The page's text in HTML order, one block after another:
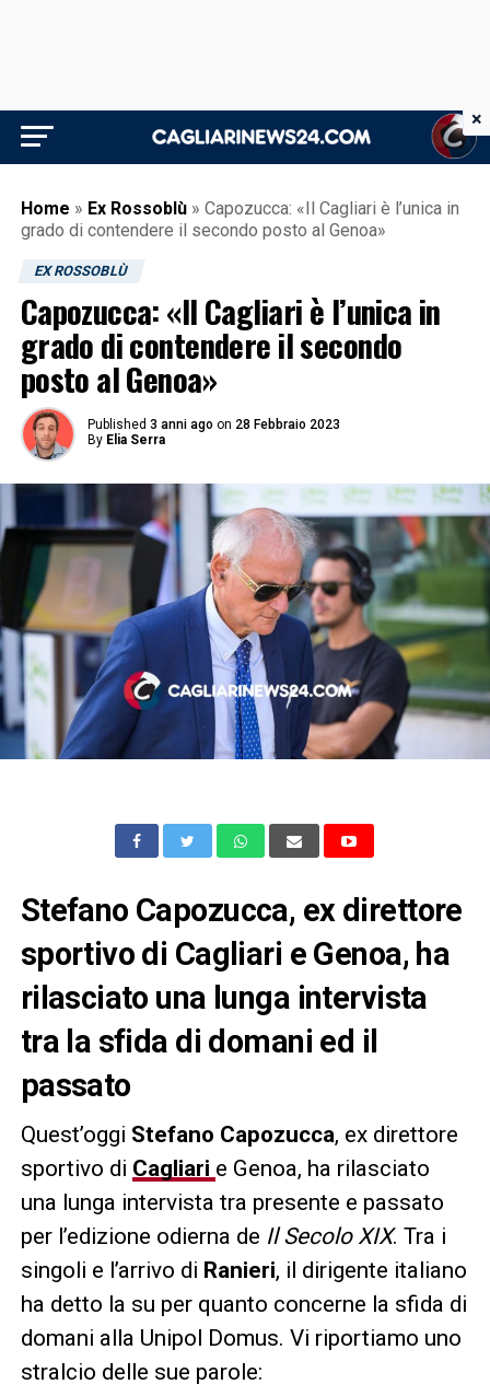
Home » Ex Rossoblù » Capozucca: «Il Cagliari è l’unica in
grado di contendere il secondo posto al Genoa»
EX ROSSOBLÙ
Capozucca: «Il Cagliari è l’unica in
grado di contendere il secondo
posto al Genoa»
Published 3 anni ago on 28 Febbraio 2023
By Elia Serra
Stefano Capozucca, ex direttore
sportivo di Cagliari e Genoa, ha
rilasciato una lunga intervista
tra la sfida di domani ed il
passato
Quest’oggi Stefano Capozucca, ex direttore
sportivo di Cagliari e Genoa, ha rilasciato
una lunga intervista tra presente e passato
per l’edizione odierna de Il Secolo XIX. Tra i
singoli e l’arrivo di Ranieri, il dirigente italiano
ha detto la su per quanto concerne la sfida di
domani alla Unipol Domus. Vi riportiamo uno
stralcio delle sue parole:
×